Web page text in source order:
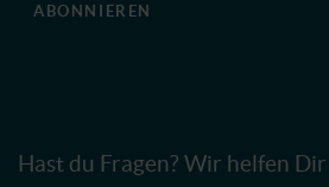
ABONNIEREN
Hast du Fragen? Wir helfen